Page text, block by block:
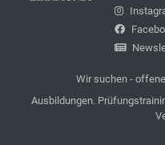
Wir suchen -
Ausbildungen.